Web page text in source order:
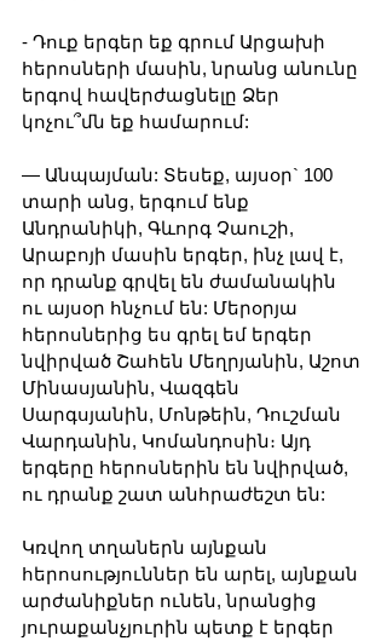
- Դուք երգեր եք գրում Արցախի
հերոսների մասին, նրանց անունը
երգով հավերժացնելը Ձեր
կոչու՞մն եք համարում:
— Անպայման: Տեսեք, այսօր` 100
տարի անց, երգում ենք
Անդրանիկի, Գևորգ Չաուշի,
Արաբոյի մասին երգեր, ինչ լավ է,
որ դրանք գրվել են ժամանակին
ու այսօր հնչում են: Մերօրյա
հերոսներից ես գրել եմ երգեր
նվիրված Շահեն Մեղրյանին, Աշոտ
Մինասյանին, Վազգեն
Սարգսյանին, Մոնթեին, Դուշման
Վարդանին, Կոմանդոսին։ Այդ
երգերը հերոսներին են նվիրված,
ու դրանք շատ անհրաժեշտ են:
Կռվող տղաներն այնքան
հերոսություններ են արել, այնքան
արժանիքներ ունեն, նրանցից
յուրաքանչյուրին պետք է երգեր